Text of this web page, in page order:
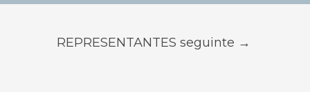
REPRESENTANTES seguinte →